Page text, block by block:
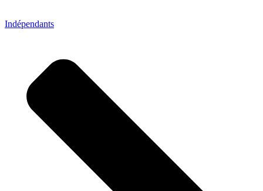
Indépendants